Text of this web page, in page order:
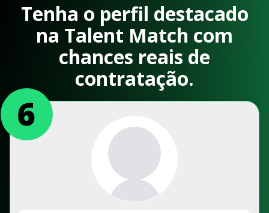
Tenha o perfil destacado
na Talent Match com
chances reais de
contratação.